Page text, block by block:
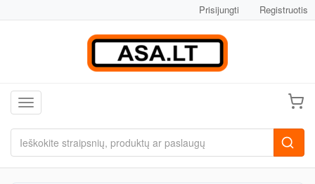
Prisijungti Registruotis
Toggle navigation